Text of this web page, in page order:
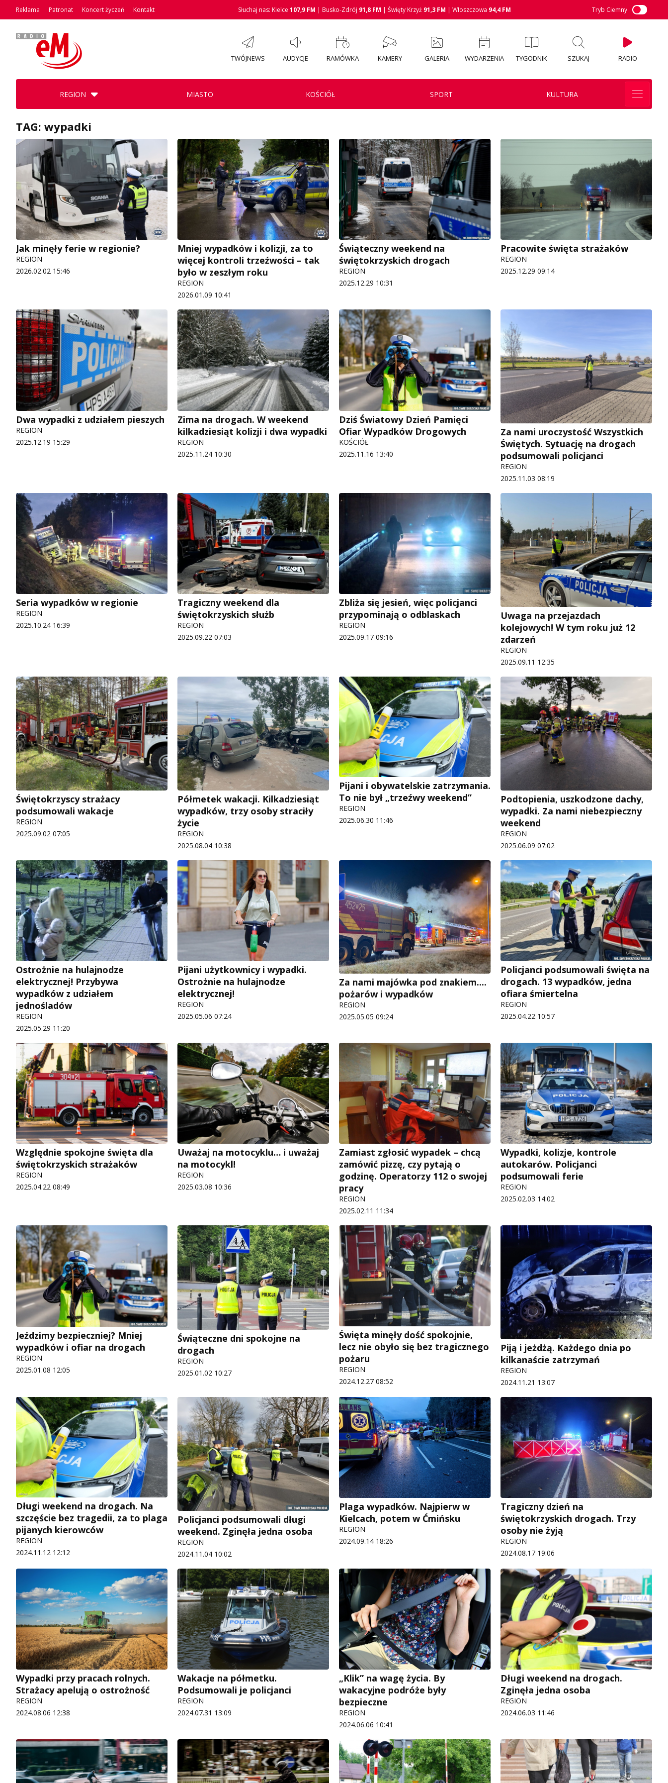
Reklama Patronat Koncert życzeń Kontakt Słuchaj nas: Kielce 107,9 FM | Busko-Zdrój 91,8 FM | Święty Krzyż 91,3 FM | Włoszczowa 94,4 FM Tryb Ciemny
TWÓJNEWS AUDYCJE RAMÓWKA KAMERY GALERIA WYDARZENIA TYGODNIK SZUKAJ RADIO
REGION MIASTO KOŚCIÓŁ SPORT KULTURA
TAG: wypadki
Jak minęły ferie w regionie?
REGION
2026.02.02 15:46
Mniej wypadków i kolizji, za to
więcej kontroli trzeźwości – tak
było w zeszłym roku
REGION
2026.01.09 10:41
Świąteczny weekend na
świętokrzyskich drogach
REGION
2025.12.29 10:31
Pracowite święta strażaków
REGION
2025.12.29 09:14
Dwa wypadki z udziałem pieszych
REGION
2025.12.19 15:29
Zima na drogach. W weekend
kilkadziesiąt kolizji i dwa wypadki
REGION
2025.11.24 10:30
Dziś Światowy Dzień Pamięci
Ofiar Wypadków Drogowych
KOŚCIÓŁ
2025.11.16 13:40
Za nami uroczystość Wszystkich
Świętych. Sytuację na drogach
podsumowali policjanci
REGION
2025.11.03 08:19
Seria wypadków w regionie
REGION
2025.10.24 16:39
Tragiczny weekend dla
świętokrzyskich służb
REGION
2025.09.22 07:03
Zbliża się jesień, więc policjanci
przypominają o odblaskach
REGION
2025.09.17 09:16
Uwaga na przejazdach
kolejowych! W tym roku już 12
zdarzeń
REGION
2025.09.11 12:35
Świętokrzyscy strażacy
podsumowali wakacje
REGION
2025.09.02 07:05
Półmetek wakacji. Kilkadziesiąt
wypadków, trzy osoby straciły
życie
REGION
2025.08.04 10:38
Pijani i obywatelskie zatrzymania.
To nie był „trzeźwy weekend”
REGION
2025.06.30 11:46
Podtopienia, uszkodzone dachy,
wypadki. Za nami niebezpieczny
weekend
REGION
2025.06.09 07:02
Ostrożnie na hulajnodze
elektrycznej! Przybywa
wypadków z udziałem
jednośladów
REGION
2025.05.29 11:20
Pijani użytkownicy i wypadki.
Ostrożnie na hulajnodze
elektrycznej!
REGION
2025.05.06 07:24
Za nami majówka pod znakiem....
pożarów i wypadków
REGION
2025.05.05 09:24
Policjanci podsumowali święta na
drogach. 13 wypadków, jedna
ofiara śmiertelna
REGION
2025.04.22 10:57
Względnie spokojne święta dla
świętokrzyskich strażaków
REGION
2025.04.22 08:49
Uważaj na motocyklu… i uważaj
na motocykl!
REGION
2025.03.08 10:36
Zamiast zgłosić wypadek – chcą
zamówić pizzę, czy pytają o
godzinę. Operatorzy 112 o swojej
pracy
REGION
2025.02.11 11:34
Wypadki, kolizje, kontrole
autokarów. Policjanci
podsumowali ferie
REGION
2025.02.03 14:02
Jeździmy bezpieczniej? Mniej
wypadków i ofiar na drogach
REGION
2025.01.08 12:05
Świąteczne dni spokojne na
drogach
REGION
2025.01.02 10:27
Święta minęły dość spokojnie,
lecz nie obyło się bez tragicznego
pożaru
REGION
2024.12.27 08:52
Piją i jeżdżą. Każdego dnia po
kilkanaście zatrzymań
REGION
2024.11.21 13:07
Długi weekend na drogach. Na
szczęście bez tragedii, za to plaga
pijanych kierowców
REGION
2024.11.12 12:12
Policjanci podsumowali długi
weekend. Zginęła jedna osoba
REGION
2024.11.04 10:02
Plaga wypadków. Najpierw w
Kielcach, potem w Ćmińsku
REGION
2024.09.14 18:26
Tragiczny dzień na
świętokrzyskich drogach. Trzy
osoby nie żyją
REGION
2024.08.17 19:06
Wypadki przy pracach rolnych.
Strażacy apelują o ostrożność
REGION
2024.08.06 12:38
Wakacje na półmetku.
Podsumowali je policjanci
REGION
2024.07.31 13:09
„Klik” na wagę życia. By
wakacyjne podróże były
bezpieczne
REGION
2024.06.06 10:41
Długi weekend na drogach.
Zginęła jedna osoba
REGION
2024.06.03 11:46